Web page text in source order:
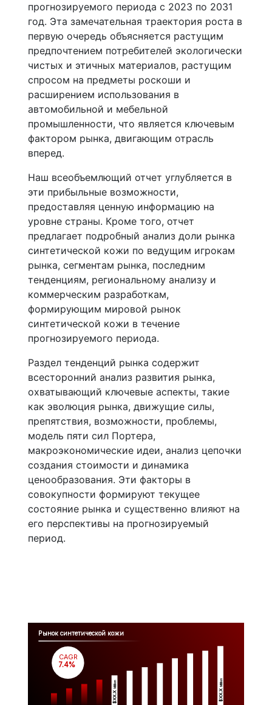
прогнозируемого периода с 2023 по 2031
год. Эта замечательная траектория роста в
первую очередь объясняется растущим
предпочтением потребителей экологически
чистых и этичных материалов, растущим
спросом на предметы роскоши и
расширением использования в
автомобильной и мебельной
промышленности, что является ключевым
фактором рынка, двигающим отрасль
вперед.
Наш всеобъемлющий отчет углубляется в
эти прибыльные возможности,
предоставляя ценную информацию на
уровне страны. Кроме того, отчет
предлагает подробный анализ доли рынка
синтетической кожи по ведущим игрокам
рынка, сегментам рынка, последним
тенденциям, региональному анализу и
коммерческим разработкам,
формирующим мировой рынок
синтетической кожи в течение
прогнозируемого периода.
Раздел тенденций рынка содержит
всесторонний анализ развития рынка,
охватывающий ключевые аспекты, такие
как эволюция рынка, движущие силы,
препятствия, возможности, проблемы,
модель пяти сил Портера,
макроэкономические идеи, анализ цепочки
создания стоимости и динамика
ценообразования. Эти факторы в
совокупности формируют текущее
состояние рынка и существенно влияют на
его перспективы на прогнозируемый
период.
Рынок синтетической кожи
$XX.X
Million
$XX.X
Million
CAGR
7.4%